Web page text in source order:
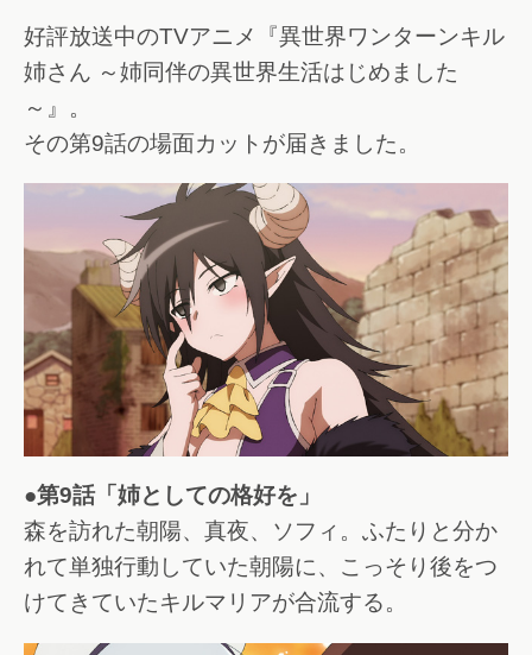
好評放送中のTVアニメ『異世界ワンターンキル
姉さん ～姉同伴の異世界生活はじめました
～』。
その第9話の場面カットが届きました。
●第9話「姉としての格好を」
森を訪れた朝陽、真夜、ソフィ。ふたりと分か
れて単独行動していた朝陽に、こっそり後をつ
けてきていたキルマリアが合流する。